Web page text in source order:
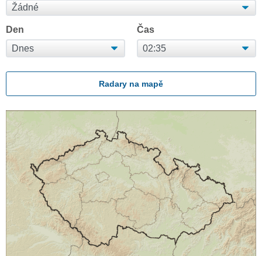
Den Čas
Radary na mapě